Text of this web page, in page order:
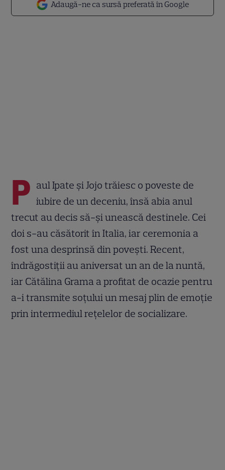
Adaugă-ne ca sursă preferată în Google
P aul Ipate și Jojo trăiesc o poveste de
iubire de un deceniu, însă abia anul
trecut au decis să-și unească destinele. Cei
doi s-au căsătorit în Italia, iar ceremonia a
fost una desprinsă din povești. Recent,
îndrăgostiții au aniversat un an de la nuntă,
iar Cătălina Grama a profitat de ocazie pentru
a-i transmite soțului un mesaj plin de emoție
prin intermediul rețelelor de socializare.